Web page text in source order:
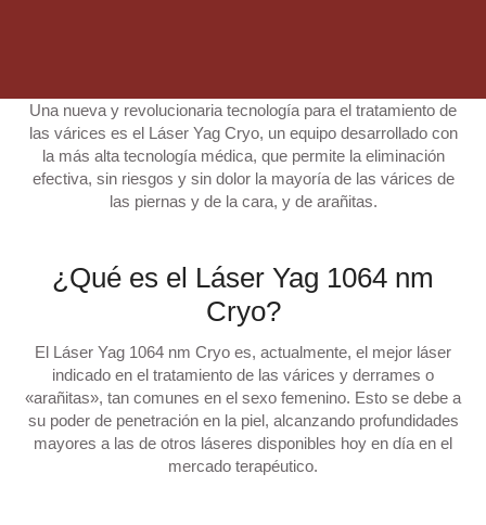
Una nueva y revolucionaria tecnología para el tratamiento de
las várices es el Láser Yag Cryo, un equipo desarrollado con
la más alta tecnología médica, que permite la eliminación
efectiva, sin riesgos y sin dolor la mayoría de las várices de
las piernas y de la cara, y de arañitas.
¿Qué es el Láser Yag 1064 nm
Cryo?
El Láser Yag 1064 nm Cryo es, actualmente, el mejor láser
indicado en el tratamiento de las várices y derrames o
«arañitas», tan comunes en el sexo femenino. Esto se debe a
su poder de penetración en la piel, alcanzando profundidades
mayores a las de otros láseres disponibles hoy en día en el
mercado terapéutico.